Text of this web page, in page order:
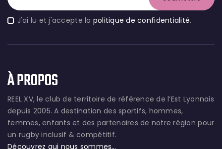
J'ai lu et j'accepte la politique de confidentialité.
À PROPOS
REEL XV, le club de territoire de référence de l’Est Lyonnais
depuis 2005. A destination des sportifs, hommes,
femmes, enfants et des partenaires de notre région pour
un rugby inclusif & compétitif.
Découvrez qui nous sommes…